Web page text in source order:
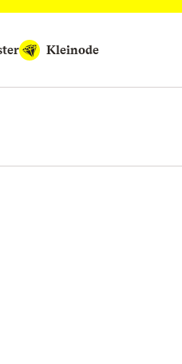
Kleinode